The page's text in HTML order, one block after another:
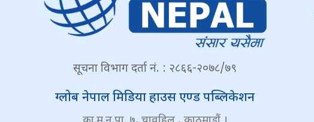
सूचना विभाग दर्ता नं. : २८६६-२०७८/७९
ग्लोब नेपाल मिडिया हाउस एण्ड पब्लिकेशन